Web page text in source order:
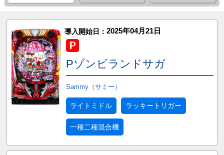
導入開始日： 2025年04月21日
Pゾンビランドサガ
Sammy（サミー）
ライトミドル ラッキートリガー
一種二種混合機